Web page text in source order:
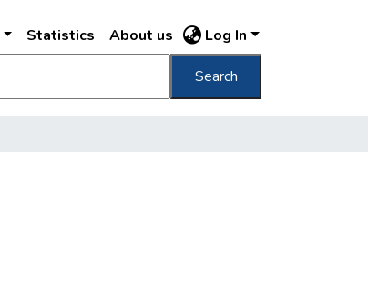
Statistics About us Log In
Search